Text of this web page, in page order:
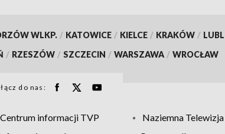
WLKP. / KATOWICE / KIELCE / KRAKÓW /
/ RZESZÓW / SZCZECIN / WARSZAWA / WROCŁAW
do nas:
Centrum informacji TVP Naziemna